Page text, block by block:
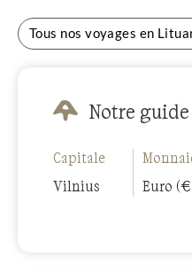
Tous nos voyages en
Notre
Capitale
Vilnius
Euro (€